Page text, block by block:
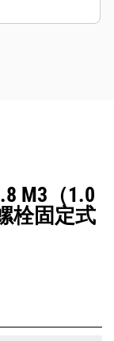
M3（1.0
栓固定式